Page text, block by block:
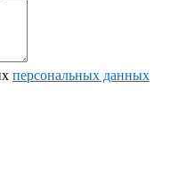
персональных данных